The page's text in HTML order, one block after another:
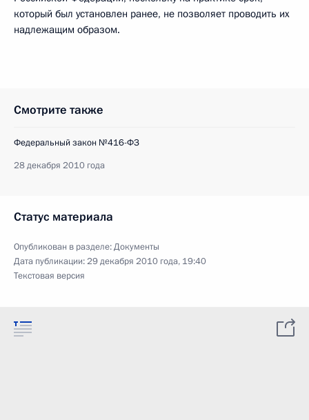
который был установлен ранее, не позволяет проводить их
надлежащим образом.
Смотрите также
Федеральный закон №416-ФЗ
28 декабря 2010 года
Статус материала
Опубликован в разделе:Документы
Дата публикации:29 декабря 2010 года, 19:40
Текстовая версия